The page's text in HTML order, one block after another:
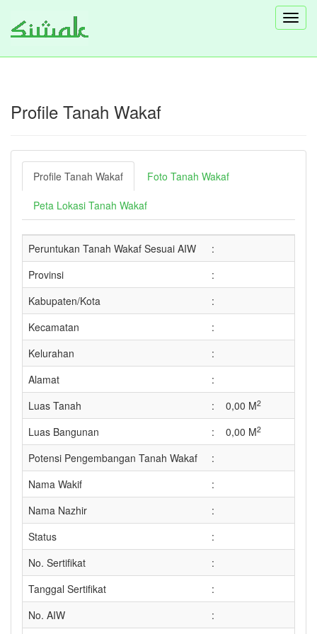
Profile Tanah Wakaf
Profile Tanah Wakaf Foto Tanah Wakaf
Peta Lokasi Tanah Wakaf
Peruntukan Tanah Wakaf Sesuai AIW
:
Provinsi
:
Kabupaten/Kota
:
Kecamatan
:
Kelurahan
:
Alamat
:
Luas Tanah
: 0,00 M2
Luas Bangunan : 0,00 M2
Potensi Pengembangan Tanah Wakaf
:
Nama Wakif
:
Nama Nazhir
:
Status
:
No. Sertifikat
:
Tanggal Sertifikat
:
No. AIW
: